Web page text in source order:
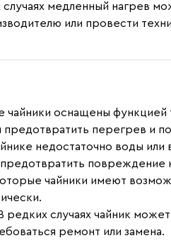
медленный нагрев
или провести
оснащены функцией
перегрев и
недостаточно воды
повреждение
чайники имеют
редких случаях чайник
ремонт или замена.